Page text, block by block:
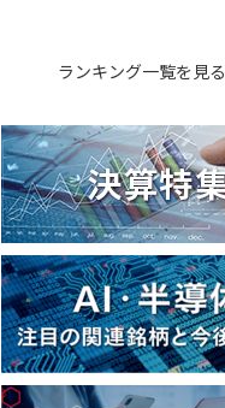
ランキング一覧を見る